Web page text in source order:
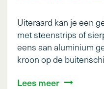
Uiteraard kan je een
met steenstrips of
eens aan aluminium
kroon op de
Lees meer